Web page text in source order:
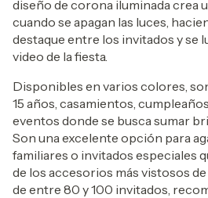
diseño de corona iluminada crea
cuando se apagan las luces,
destaque entre los invitados y se
video de la fiesta.
Disponibles en varios colores,
15 años, casamientos,
eventos donde se busca sumar
Son una excelente opción para
familiares o invitados especiales
de los accesorios más vistosos
de entre 80 y 100 invitados,